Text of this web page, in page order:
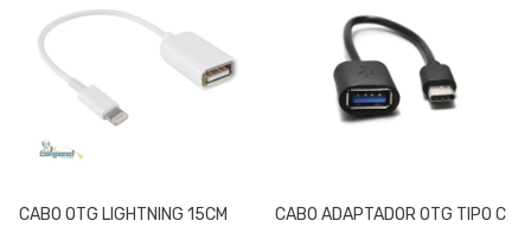
CABO OTG LIGHTNING 15CM
CABO ADAPTADOR OTG TIPO C